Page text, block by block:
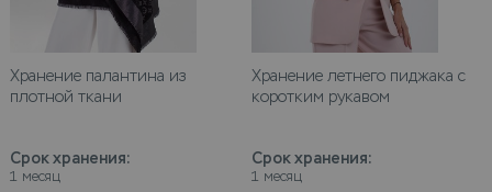
Хранение палантина из
плотной ткани
Срок хранения:
1 месяц
Хранение летнего пиджака с
коротким рукавом
Срок хранения:
1 месяц